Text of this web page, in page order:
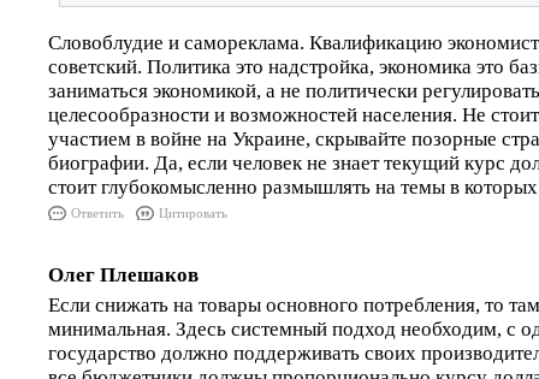
Словоблудие и самореклама. Квалификацию
советский. Политика это надстройка, экономика это
заниматься экономикой, а не политически
целесообразности и возможностей населения. Не стоит
участием в войне на Украине, скрывайте позорные
биографии. Да, если человек не знает текущий курс
стоит глубокомысленно размышлять на темы в
Ответить Цитировать
Олег Плешаков
Если снижать на товары основного потребления, то
минимальная. Здесь системный подход необходим, с
государство должно поддерживать своих